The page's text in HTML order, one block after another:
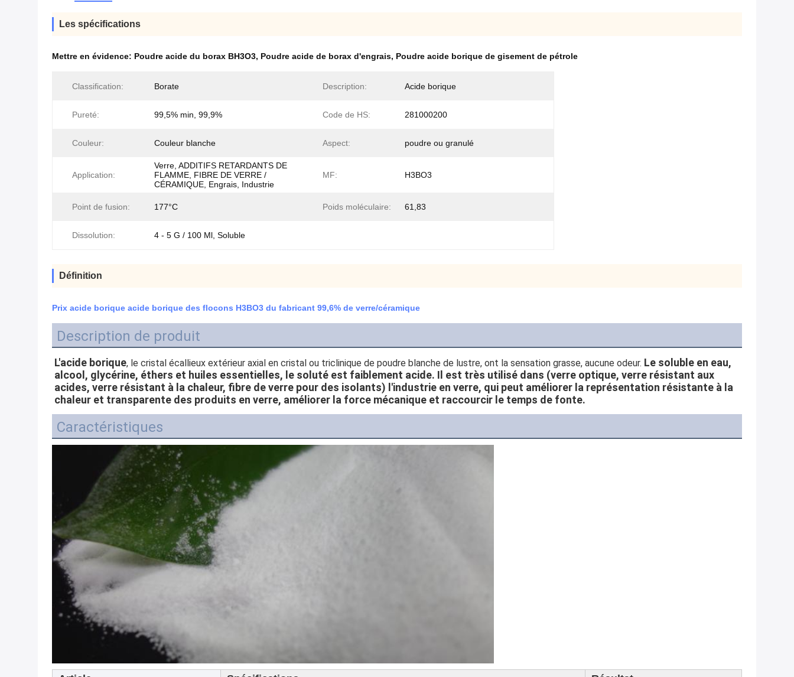
Les spécifications
Mettre en évidence: Poudre acide du borax BH3O3, Poudre acide de borax d'engrais, Poudre acide borique de gisement de pétrole
Classification: Borate Description: Acide borique
Pureté: 99,5% min, 99,9% Code de HS: 281000200
Couleur: Couleur blanche Aspect: poudre ou granulé
Application:
Verre, ADDITIFS RETARDANTS DE
FLAMME, FIBRE DE VERRE /
CÉRAMIQUE, Engrais, Industrie
MF: H3BO3
Point de fusion: 177°C Poids moléculaire: 61,83
Dissolution: 4 - 5 G / 100 Ml, Soluble
Définition
Prix acide borique acide borique des flocons H3BO3 du fabricant 99,6% de verre/céramique
Description de produit
L'acide borique, le cristal écallieux extérieur axial en cristal ou triclinique de poudre blanche de lustre, ont la sensation grasse, aucune odeur. Le soluble en eau,
alcool, glycérine, éthers et huiles essentielles, le soluté est faiblement acide. Il est très utilisé dans (verre optique, verre résistant aux
acides, verre résistant à la chaleur, fibre de verre pour des isolants) l'industrie en verre, qui peut améliorer la représentation résistante à la
chaleur et transparente des produits en verre, améliorer la force mécanique et raccourcir le temps de fonte.
Caractéristiques